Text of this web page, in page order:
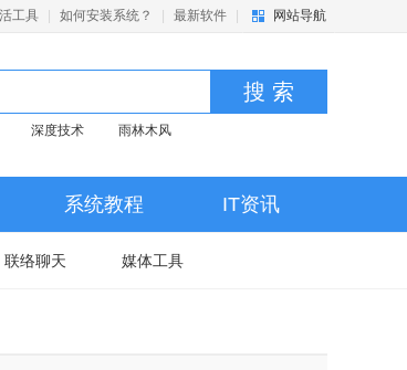
工具 如何安装系统？ 最新软件 网站导航
搜 索
深度技术 雨林木风
系统教程 IT资讯
联络聊天 媒体工具